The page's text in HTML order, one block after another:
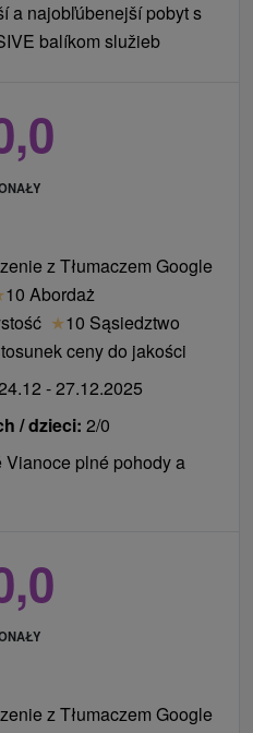
osób, od których
ubezpieczenie na
(zameldowania) po
do godz.
zależności od dostępności)
kot) 50 € / noc
ma zakwaterowanie
a najobľúbenejší pobyt s
balíkom služieb
z Tłumaczem Google
10 Abordaż
★10 Sąsiedztwo
ceny do jakości
- 27.12.2025
/ dzieci: 2/0
Vianoce plné pohody a
z Tłumaczem Google